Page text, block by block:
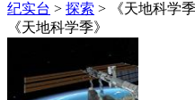
纪实台 > 探索 >
《天地科学季
《天地科学季》